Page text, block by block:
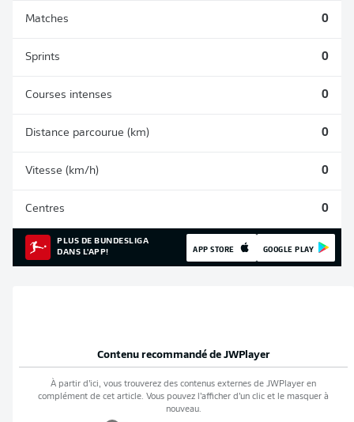
Matches 0
Sprints 0
Courses intenses 0
Distance parcourue (km) 0
Vitesse (km/h) 0
Centres 0
PLUS DE BUNDESLIGA
DANS L'APP!
APP STORE GOOGLE PLAY
Contenu recommandé de JWPlayer
À partir d’ici, vous trouverez des contenus externes de JWPlayer en
complément de cet article. Vous pouvez l’afficher d’un clic et le masquer à
nouveau.